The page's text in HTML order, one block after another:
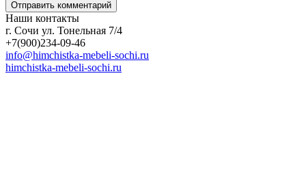
Наши контакты
г. Сочи ул. Тонельная 7/4
+7(900)234-09-46
info@himchistka-mebeli-sochi.ru
himchistka-mebeli-sochi.ru